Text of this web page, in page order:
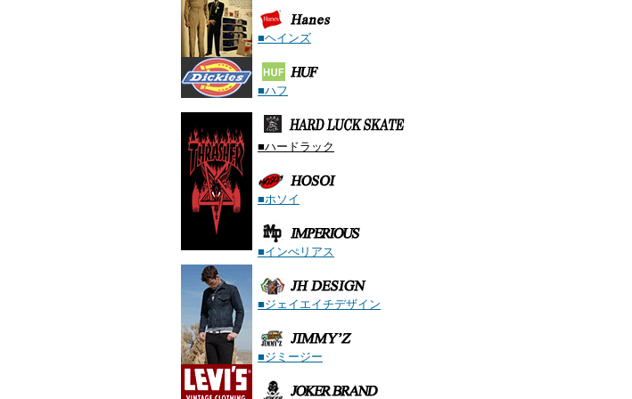
■ヘインズ
■ハフ
■ハードラック
■ホソイ
■インぺリアス
■ジェイエイチデザイン
■ジミージー